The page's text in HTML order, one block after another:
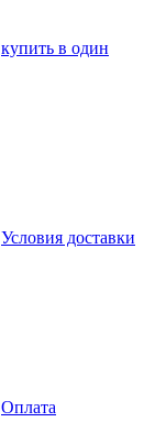
купить в один
Условия доставки
Оплата